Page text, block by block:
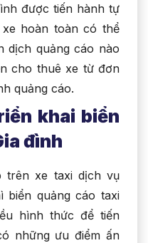
được tiến hành tự
hoàn toàn có thể
dịch quảng cáo nào
cho thuê xe từ đơn
quảng cáo.
khai biển
đình
trên xe taxi dịch vụ
biển quảng cáo taxi
hình thức để tiến
những ưu điểm ấn